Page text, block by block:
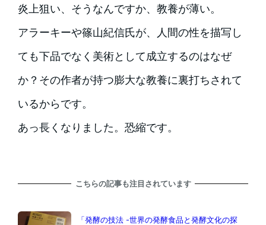
炎上狙い、そうなんですか、教養が薄い。
アラーキーや篠山紀信氏が、人間の性を描写し
ても下品でなく美術として成立するのはなぜ
か？その作者が持つ膨大な教養に裏打ちされて
いるからです。
あっ長くなりました。恐縮です。
こちらの記事も注目されています
「発酵の技法 -世界の発酵食品と発酵文化の探